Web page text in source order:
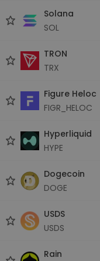
Solana
SOL
TRON
TRX
Figure Heloc
FIGR_HELOC
Hyperliquid
HYPE
Dogecoin
DOGE
USDS
USDS
Rain